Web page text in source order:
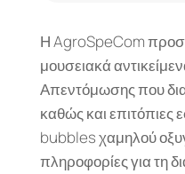
Η AgroSpeCom
μουσειακά
Απεντόμωσης που
καθώς και επιτόπιες
bubbles χαμηλού
πληροφορίες για τη